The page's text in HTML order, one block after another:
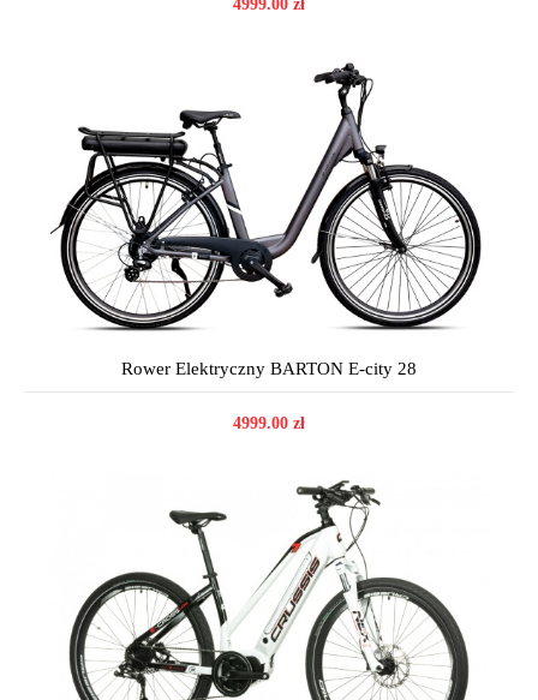
4999.00 zł
Rower Elektryczny BARTON E-city 28
4999.00 zł